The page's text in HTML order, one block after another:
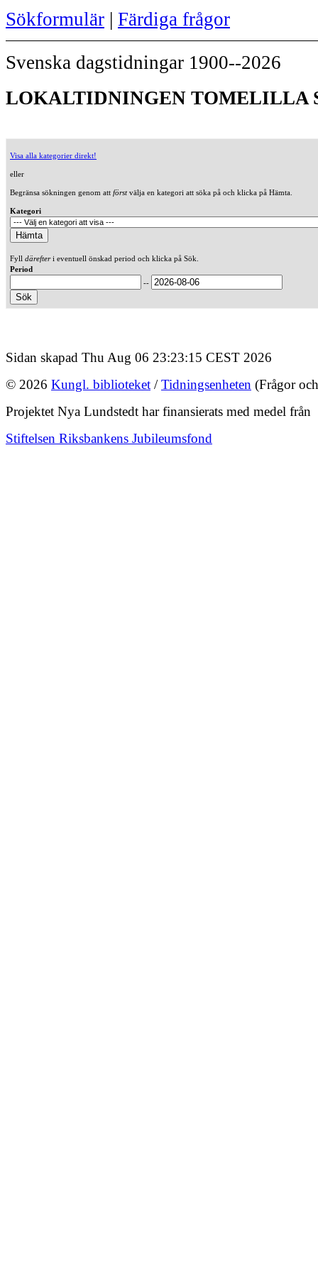
Sökformulär | Färdiga frågor
Svenska dagstidningar 1900--2026
LOKALTIDNINGEN TOMELILLA
Visa alla kategorier direkt!
eller
Begränsa sökningen genom att förstvälja en kategori att söka på och klicka på Hämta.
Kategori
Fyll därefteri eventuell önskad period och klicka på Sök.
Period
--
Sidan skapad Thu Aug 06 23:23:15 CEST 2026
© 2026 Kungl. biblioteket /Tidningsenheten (Frågor
Projektet Nya Lundstedt har finansierats med medel från
Stiftelsen Riksbankens Jubileumsfond